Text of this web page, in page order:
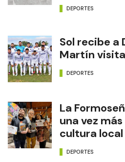
DEPORTES
Sol recibe a
Martín
DEPORTES
La
una vez
cultura local
DEPORTES